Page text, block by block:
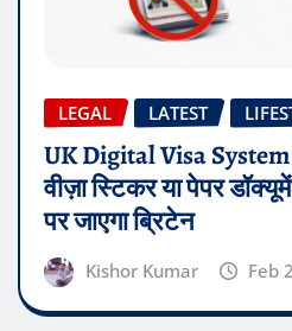
LEGAL LATEST
UK Digital Visa
वीज़ा स्टिकर या पेपर
पर जाएगा ब्रिटेन
Kishor Kumar Feb